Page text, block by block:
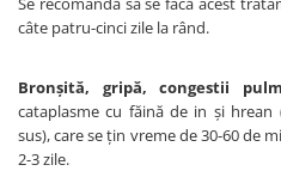
câte patru-cinci zile la rând.
Bronşită, gripă, congestii
cataplasme cu făină de in şi
sus), care se ţin vreme de 30-60 de
2-3 zile.